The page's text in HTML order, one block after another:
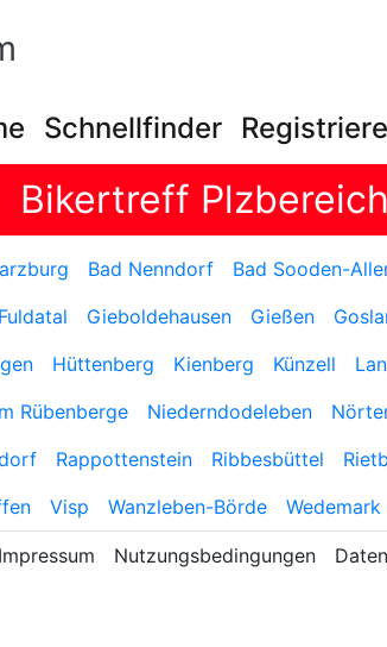
Schnellfinder
Bikertreff
Bad Nenndorf Bad Sooden-
Fuldatal Gieboldehausen Gießen
Hüttenberg Kienberg Künzell
Rübenberge Niederndodeleben
Rappottenstein Ribbesbüttel
Visp Wanzleben-Börde Wedemark
Impressum Nutzungsbedingungen